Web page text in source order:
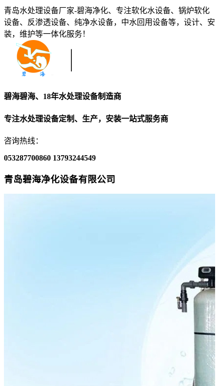
青岛水处理设备厂家-碧海净化、专注软化水设备、锅炉软化
设备、反渗透设备、纯净水设备，中水回用设备等，设计、安
装，维护等一体化服务！
碧海碧海、18年水处理设备制造商
专注水处理设备定制、生产，安装一站式服务商
咨询热线：
053287700860 13793244549
青岛碧海净化设备有限公司